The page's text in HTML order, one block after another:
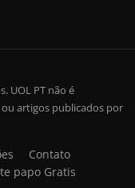
UOL PT não é
artigos publicados por
Contato
papo Gratis